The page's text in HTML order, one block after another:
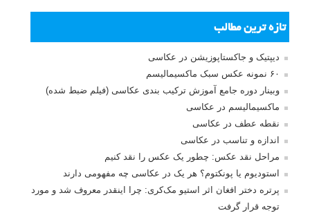
تازه ترین مطالب
دیپتیک و جاکستا‌پوزیشن در عکاسی
۶۰ نمونه عکس سبک ماکسیمالیسم
وبینار دوره جامع آموزش ترکیب بندی عکاسی (فیلم ضبط شده)
ماکسیمالیسم در عکاسی
نقطه عطف در عکاسی
اندازه و تناسب در عکاسی
مراحل نقد عکس: چطور یک عکس را نقد کنیم
استودیوم یا پونکتوم؟ هر یک در عکاسی چه مفهومی دارند
پرتره دختر افغان اثر استیو مک‌کری: چرا اینقدر معروف شد و مورد
توجه قرار گرفت